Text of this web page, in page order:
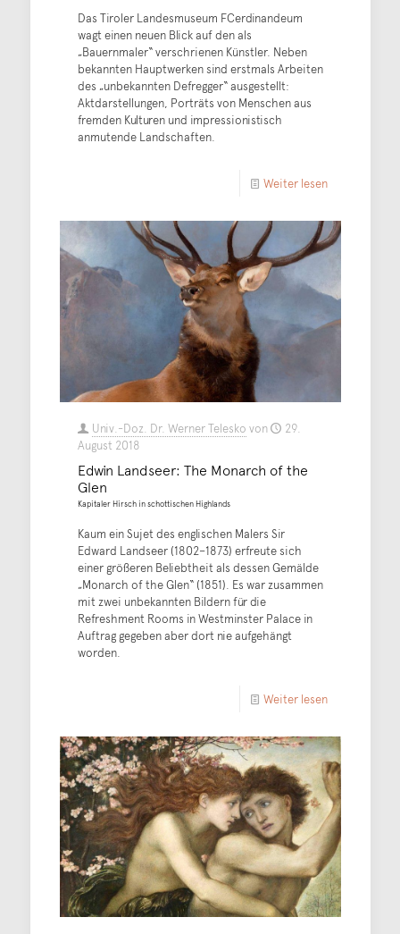
Das Tiroler Landesmuseum FCerdinandeum
wagt einen neuen Blick auf den als
„Bauernmaler“ verschrienen Künstler. Neben
bekannten Hauptwerken sind erstmals Arbeiten
des „unbekannten Defregger“ ausgestellt:
Aktdarstellungen, Porträts von Menschen aus
fremden Kulturen und impressionistisch
anmutende Landschaften.
Weiter lesen
Univ.-Doz. Dr. Werner Telesko von
29.
August 2018
Edwin Landseer: The Monarch of the
Glen
Kapitaler Hirsch in schottischen Highlands
Kaum ein Sujet des englischen Malers Sir
Edward Landseer (1802–1873) erfreute sich
einer größeren Beliebtheit als dessen Gemälde
„Monarch of the Glen“ (1851). Es war zusammen
mit zwei unbekannten Bildern für die
Refreshment Rooms in Westminster Palace in
Auftrag gegeben aber dort nie aufgehängt
worden.
Weiter lesen